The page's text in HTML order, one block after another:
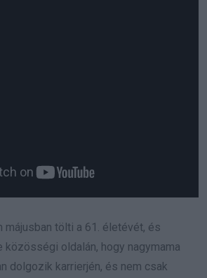
májusban tölti a 61. életévét, és
közösségi oldalán, hogy nagymama
dolgozik karrierjén, és nem csak